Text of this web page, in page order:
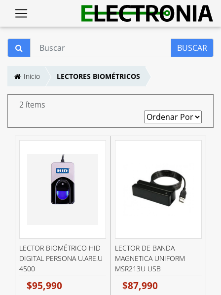
BUSCAR
Inicio LECTORES BIOMÉTRICOS
2 ítems
LECTOR BIOMÉTRICO HID
DIGITAL PERSONA U.ARE.U
4500
$95,990
LECTOR DE BANDA
MAGNETICA UNIFORM
MSR213U USB
$87,990